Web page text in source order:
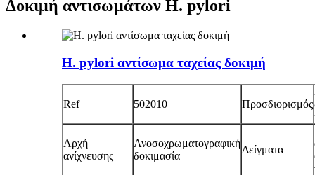
Δοκιμή αντισωμάτων H. pylori
H. pylori αντίσωμα ταχείας δοκιμή
Ref 502010 Προσδιορισμός
Αρχή
ανίχνευσης
Ανοσοχρωματογραφική
δοκιμασία
Δείγματα